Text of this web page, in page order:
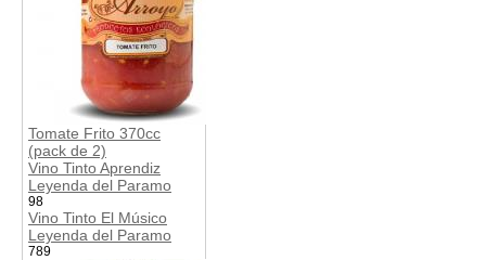
Tomate Frito 370cc
(pack de 2)
Vino Tinto Aprendiz
Leyenda del Paramo
98
Vino Tinto El Músico
Leyenda del Paramo
789